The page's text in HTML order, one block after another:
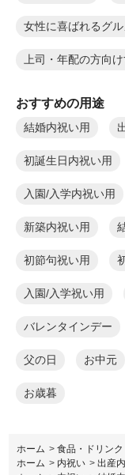
女性に喜ばれるグ
上司・年配の方向
おすすめの用途
結婚内祝い用
初誕生日内祝い用
入園/入学内祝い用
新築内祝い用
初節句祝い用
入園/入学祝い用
バレンタインデー
父の日 お中元
お歳暮
ホーム >食品・ドリン
ホーム > 内祝い >出産